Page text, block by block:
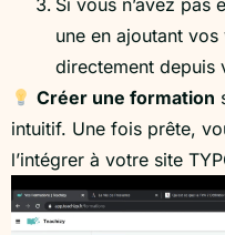
Si vous n’avez
une en ajoutant
directement depuis
Créer une formation
intuitif. Une fois prête,
l’intégrer à votre site